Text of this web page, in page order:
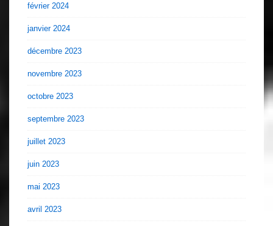
février 2024
janvier 2024
décembre 2023
novembre 2023
octobre 2023
septembre 2023
juillet 2023
juin 2023
mai 2023
avril 2023